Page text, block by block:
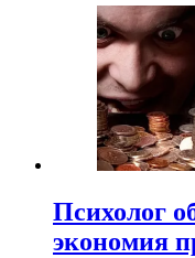
Психолог
экономия